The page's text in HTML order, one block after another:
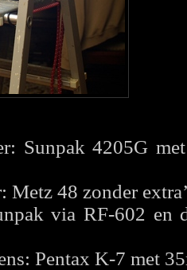
Sunpak 4205G
48 zonder
via RF-602 en
Pentax K-7 met